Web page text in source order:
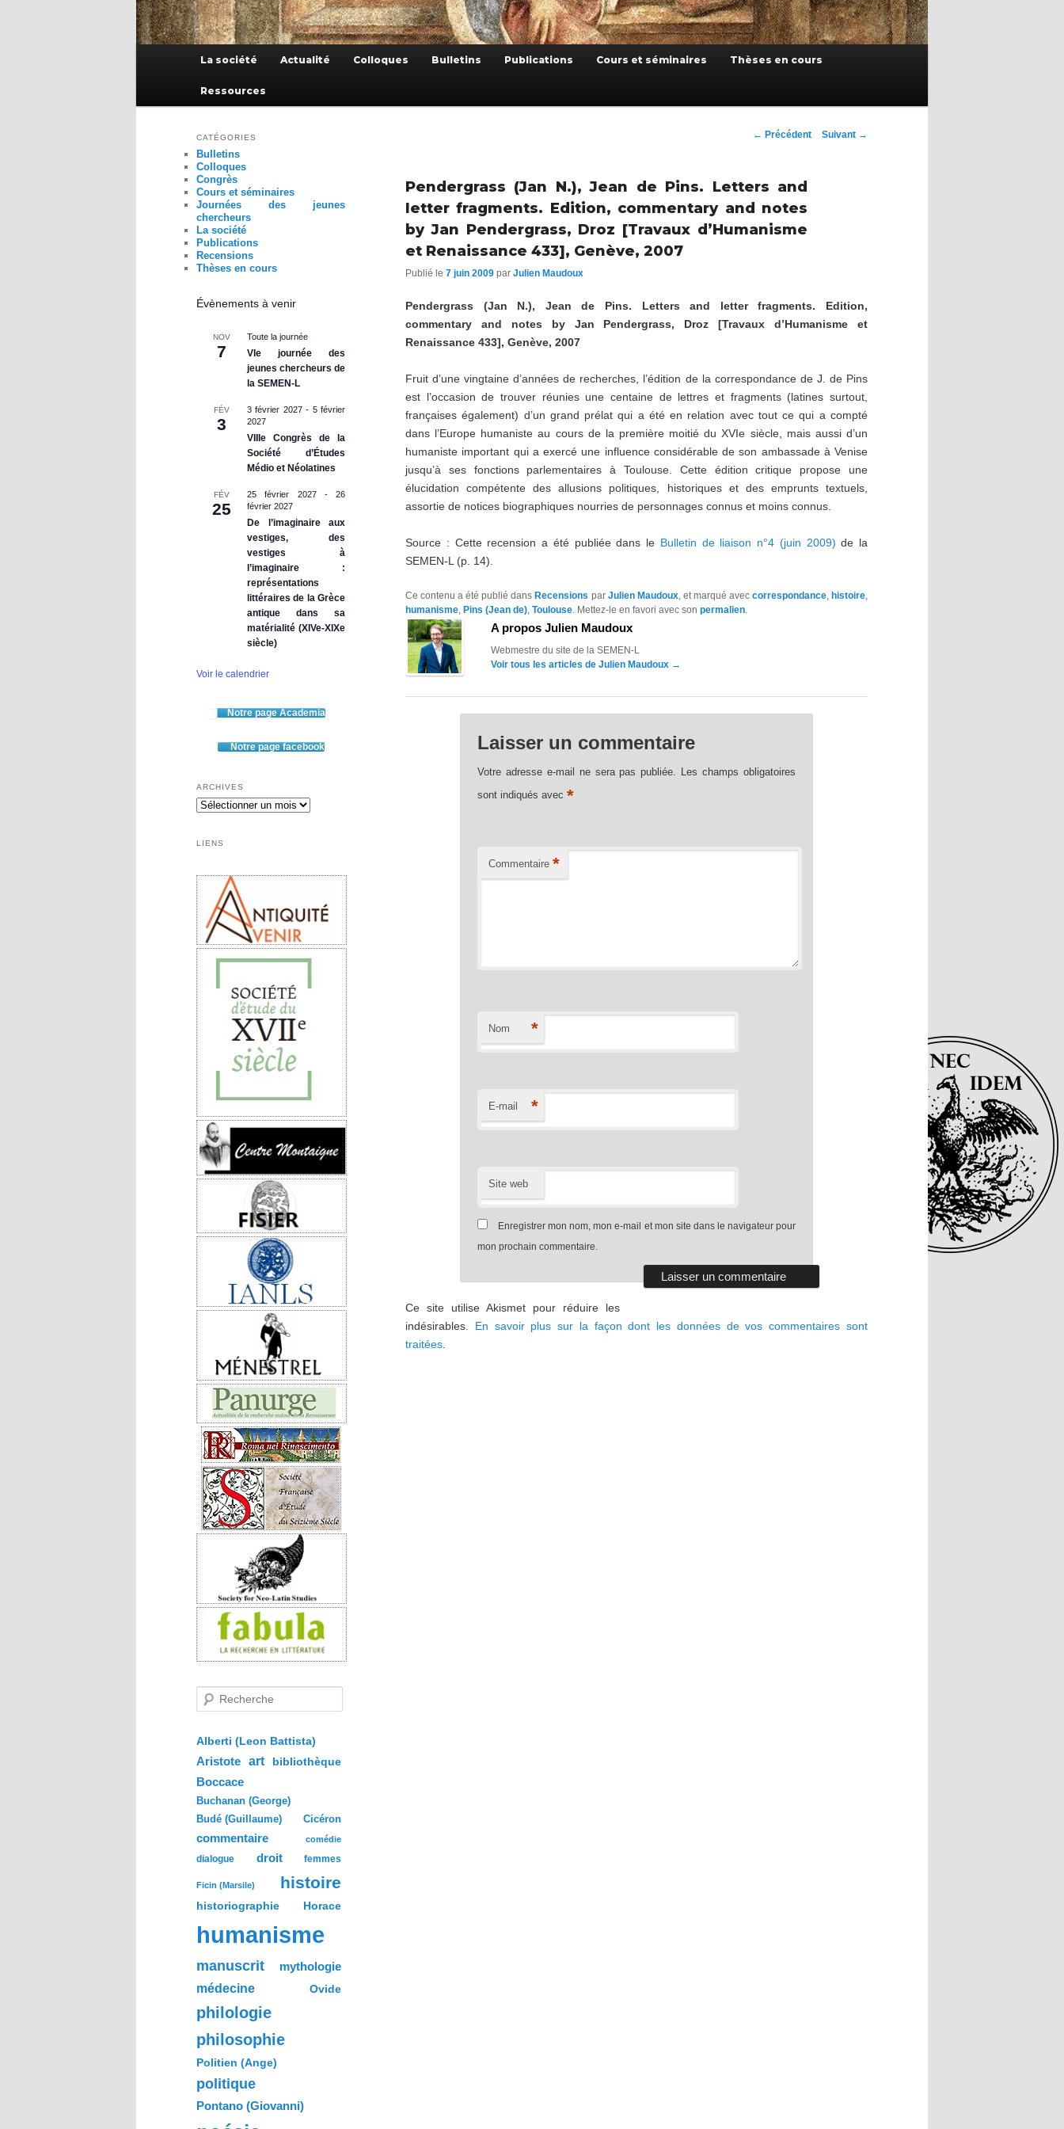
La société Actualité Colloques Bulletins Publications Cours et séminaires Thèses en cours
Ressources
Navigation
← Précédent Suivant →
Pendergrass (Jan N.), Jean de Pins. Letters and
letter fragments. Edition, commentary and notes
by Jan Pendergrass, Droz [Travaux d’Humanisme
et Renaissance 433], Genève, 2007
Publié le 7 juin 2009 par Julien Maudoux
Pendergrass (Jan N.), Jean de Pins. Letters and letter fragments. Edition,
commentary and notes by Jan Pendergrass, Droz [Travaux d’Humanisme et
Renaissance 433], Genève, 2007
Fruit d’une vingtaine d’années de recherches, l’édition de la correspondance de J. de Pins
est l’occasion de trouver réunies une centaine de lettres et fragments (latines surtout,
françaises également) d’un grand prélat qui a été en relation avec tout ce qui a compté
dans l’Europe humaniste au cours de la première moitié du XVIe siècle, mais aussi d’un
humaniste important qui a exercé une influence considérable de son ambassade à Venise
jusqu’à ses fonctions parlementaires à Toulouse. Cette édition critique propose une
élucidation compétente des allusions politiques, historiques et des emprunts textuels,
assortie de notices biographiques nourries de personnages connus et moins connus.
Source : Cette recension a été publiée dans le Bulletin de liaison n°4 (juin 2009) de la
SEMEN-L (p. 14).
Ce contenu a été publié dansRecensions par Julien Maudoux, et marqué avec correspondance,histoire
humanisme Pins (Jean de) Toulouse . Mettez-le en favori avec son permalien
A propos Julien Maudoux
Webmestre du site de la SEMEN-L
Voir tous les articles de Julien Maudoux →
Laisser un commentaire
Votre adresse e-mail ne sera pas publiée.
Les champs obligatoires
sont indiqués avec *
Commentaire *
Nom *
E-mail *
Site web
Enregistrer mon nom, mon e-mail et mon site dans le navigateur pour
mon prochain commentaire.
Ce site utilise Akismet pour réduire les
indésirables. En savoir plus sur la façon dont les données de vos commentaires sont
traitées
CATÉGORIES
Bulletins
Colloques
Congrès
Cours et séminaires
Journées des jeunes
chercheurs
La société
Publications
Recensions
Thèses en cours
Évènements à venir
NOV
7
Toute la journée
VIe journée des
jeunes chercheurs de
la SEMEN-L
FÉV
3
3 février 2027- 5 février
2027
VIIIe Congrès de la
Société d’Études
Médio et Néolatines
FÉV
25
25 février 2027- 26
février 2027
De l’imaginaire aux
vestiges, des
vestiges à
l’imaginaire :
représentations
littéraires de la Grèce
antique dans sa
matérialité (XIVe-XIXe
siècle)
Voir le calendrier
Notre page Academia
Notre page facebook
ARCHIVES
Archives
LIENS
c
e
c
e
Alberti (Leon Battista)
Aristote art bibliothèque
Boccace
Buchanan (George)
Budé (Guillaume) Cicéron
commentaire comédie
dialogue droit femmes
Ficin (Marsile) histoire
historiographie Horace
humanisme
manuscrit
mythologie
médecine
Ovide
philologie
philosophie
Politien (Ange)
politique
Pontano (Giovanni)